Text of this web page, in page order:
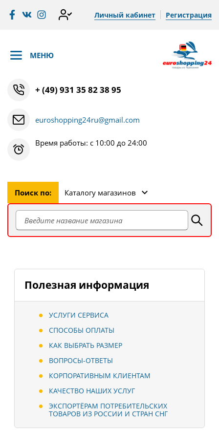
Личный кабинет Регистрация
МЕНЮ
+ (49) 931 35 82 38 95
euroshopping24ru@gmail.com
Время работы: с 10:00 до 24:00
Поиск по: Каталогу магазинов
Полезная информация
УСЛУГИ СЕРВИСА
СПОСОБЫ ОПЛАТЫ
КАК ВЫБРАТЬ РАЗМЕР
ВОПРОСЫ-ОТВЕТЫ
КОРПОРАТИВНЫМ КЛИЕНТАМ
КАЧЕСТВО НАШИХ УСЛУГ
ЭКСПОРТЁРАМ ПОТРЕБИТЕЛЬСКИХ
ТОВАРОВ ИЗ РОССИИ И СТРАН СНГ